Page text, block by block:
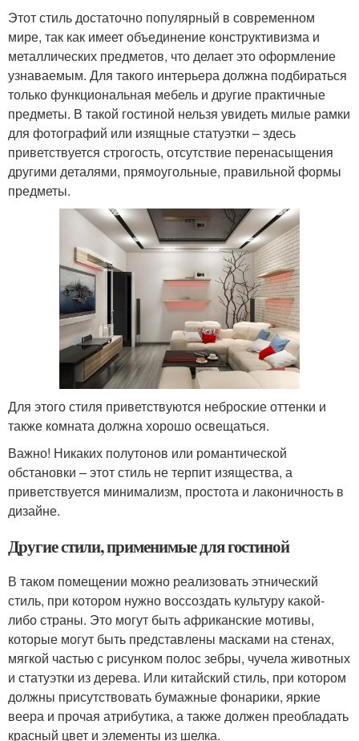
Этот стиль достаточно популярный в современном
мире, так как имеет объединение конструктивизма и
металлических предметов, что делает это оформление
узнаваемым. Для такого интерьера должна подбираться
только функциональная мебель и другие практичные
предметы. В такой гостиной нельзя увидеть милые рамки
для фотографий или изящные статуэтки – здесь
приветствуется строгость, отсутствие перенасыщения
другими деталями, прямоугольные, правильной формы
предметы.
Для этого стиля приветствуются неброские оттенки и
также комната должна хорошо освещаться.
Важно! Никаких полутонов или романтической
обстановки – этот стиль не терпит изящества, а
приветствуется минимализм, простота и лаконичность в
дизайне.
Другие стили, применимые для гостиной
В таком помещении можно реализовать этнический
стиль, при котором нужно воссоздать культуру какой-
либо страны. Это могут быть африканские мотивы,
которые могут быть представлены масками на стенах,
мягкой частью с рисунком полос зебры, чучела животных
и статуэтки из дерева. Или китайский стиль, при котором
должны присутствовать бумажные фонарики, яркие
веера и прочая атрибутика, а также должен преобладать
красный цвет и элементы из шелка.